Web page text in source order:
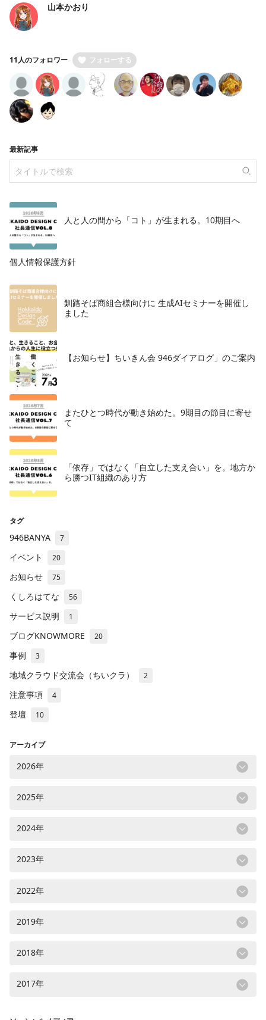
山本かおり
11人のフォロワー フォローする
最新記事
人と人の間から「コト」が生まれる。10期目へ
個人情報保護方針
釧路そば商組合様向けに 生成AIセミナーを開催し
ました
【お知らせ】ちいきん会 946ダイアログ」のご案内
またひとつ時代が動き始めた。9期目の節目に寄せ
て
「依存」ではなく「自立した支え合い」を。地方か
ら勝つIT組織のあり方
タグ
946BANYA 7
イベント 20
お知らせ 75
くしろはてな 56
サービス説明 1
ブログKNOWMORE 20
事例 3
地域クラウド交流会（ちいクラ） 2
注意事項 4
登壇 10
アーカイブ
2026年
2025年
2024年
2023年
2022年
2019年
2018年
2017年